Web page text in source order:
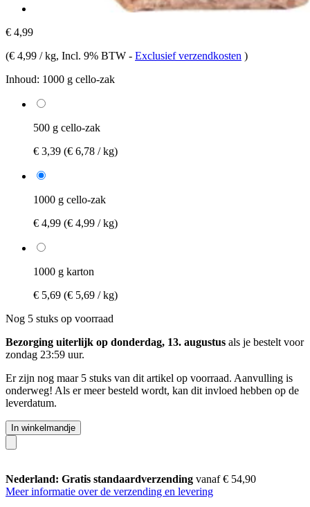
€ 4,99
(€ 4,99 / kg, Incl. 9% BTW - Exclusief verzendkosten )
Inhoud: 1000 g cello-zak
500 g cello-zak
€ 3,39 (€ 6,78 / kg)
1000 g cello-zak
€ 4,99 (€ 4,99 / kg)
1000 g karton
€ 5,69 (€ 5,69 / kg)
Nog 5 stuks op voorraad
Bezorging uiterlijk op donderdag, 13. augustus als je bestelt voor
zondag 23:59 uur.
Er zijn nog maar 5 stuks van dit artikel op voorraad. Aanvulling is
onderweg! Als er meer besteld wordt, kan dit invloed hebben op de
leverdatum.
In winkelmandje
Nederland: Gratis standaardverzending vanaf € 54,90
Meer informatie over de verzending en levering